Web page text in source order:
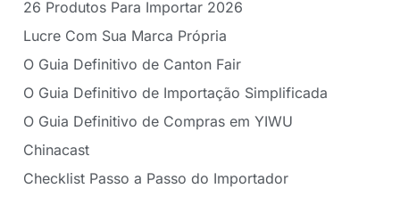
26 Produtos Para Importar 2026
Lucre Com Sua Marca Própria
O Guia Definitivo de Canton Fair
O Guia Definitivo de Importação Simplificada
O Guia Definitivo de Compras em YIWU
Chinacast
Checklist Passo a Passo do Importador